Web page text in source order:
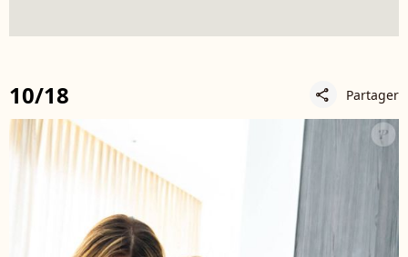
10/18 share Partager